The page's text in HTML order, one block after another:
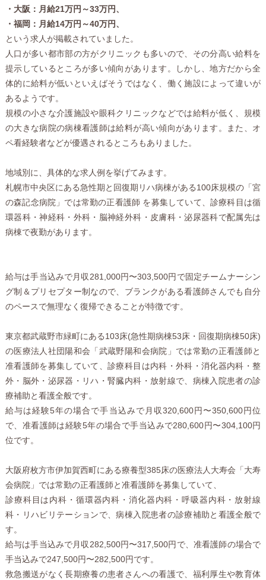
・大阪：月給21万円～33万円、
・福岡：月給14万円～40万円、
という求人が掲載されていました。
人口が多い都市部の方がクリニックも多いので、その分高い給料を
提示しているところが多い傾向があります。しかし、地方だから全
体的に給料が低いといえばそうではなく、働く施設によって違いが
あるようです。
規模の小さな介護施設や眼科クリニックなどでは給料が低く、規模
の大きな病院の病棟看護師は給料が高い傾向があります。また、オ
ペ看経験者などが優遇されるところもありました。
地域別に、具体的な求人例を挙げてみます。
札幌市中央区にある急性期と回復期リハ病棟がある100床規模の「宮
の森記念病院」では常勤の正看護師 を募集していて、診療科目は循
環器科・神経科・外科・脳神経外科・皮膚科・泌尿器科で配属先は
病棟で夜勤があります。
給与は手当込みで月収281,000円〜303,500円で固定チームナーシン
グ制＆プリセプター制なので、ブランクがある看護師さんでも自分
のペースで無理なく復帰できることが特徴です。
東京都武蔵野市緑町にある103床(急性期病棟53床・回復期病棟50床)
の医療法人社団陽和会「武蔵野陽和会病院」では常勤の正看護師と
准看護師を募集していて、診療科目は内科・外科・消化器内科・整
外・脳外・泌尿器・リハ・腎臓内科・放射線で、病棟入院患者の診
療補助と看護全般です。
給与は経験5年の場合で手当込みで月収320,600円〜350,600円位
で、准看護師は経験5年の場合で手当込みで280,600円〜304,100円
位です。
大阪府枚方市伊加賀西町にある療養型385床の医療法人大寿会「大寿
会病院」では常勤の正看護師と准看護師を募集していて、
診療科目は内科・循環器内科・消化器内科・呼吸器内科・放射線
科・リハビリテーションで、病棟入院患者の診療補助と看護全般で
す。
給与は手当込みで月収282,500円〜317,500円で、准看護師の場合で
手当込みで247,500円〜282,500円です。
救急搬送がなく長期療養の患者さんへの看護で、福利厚生や教育体